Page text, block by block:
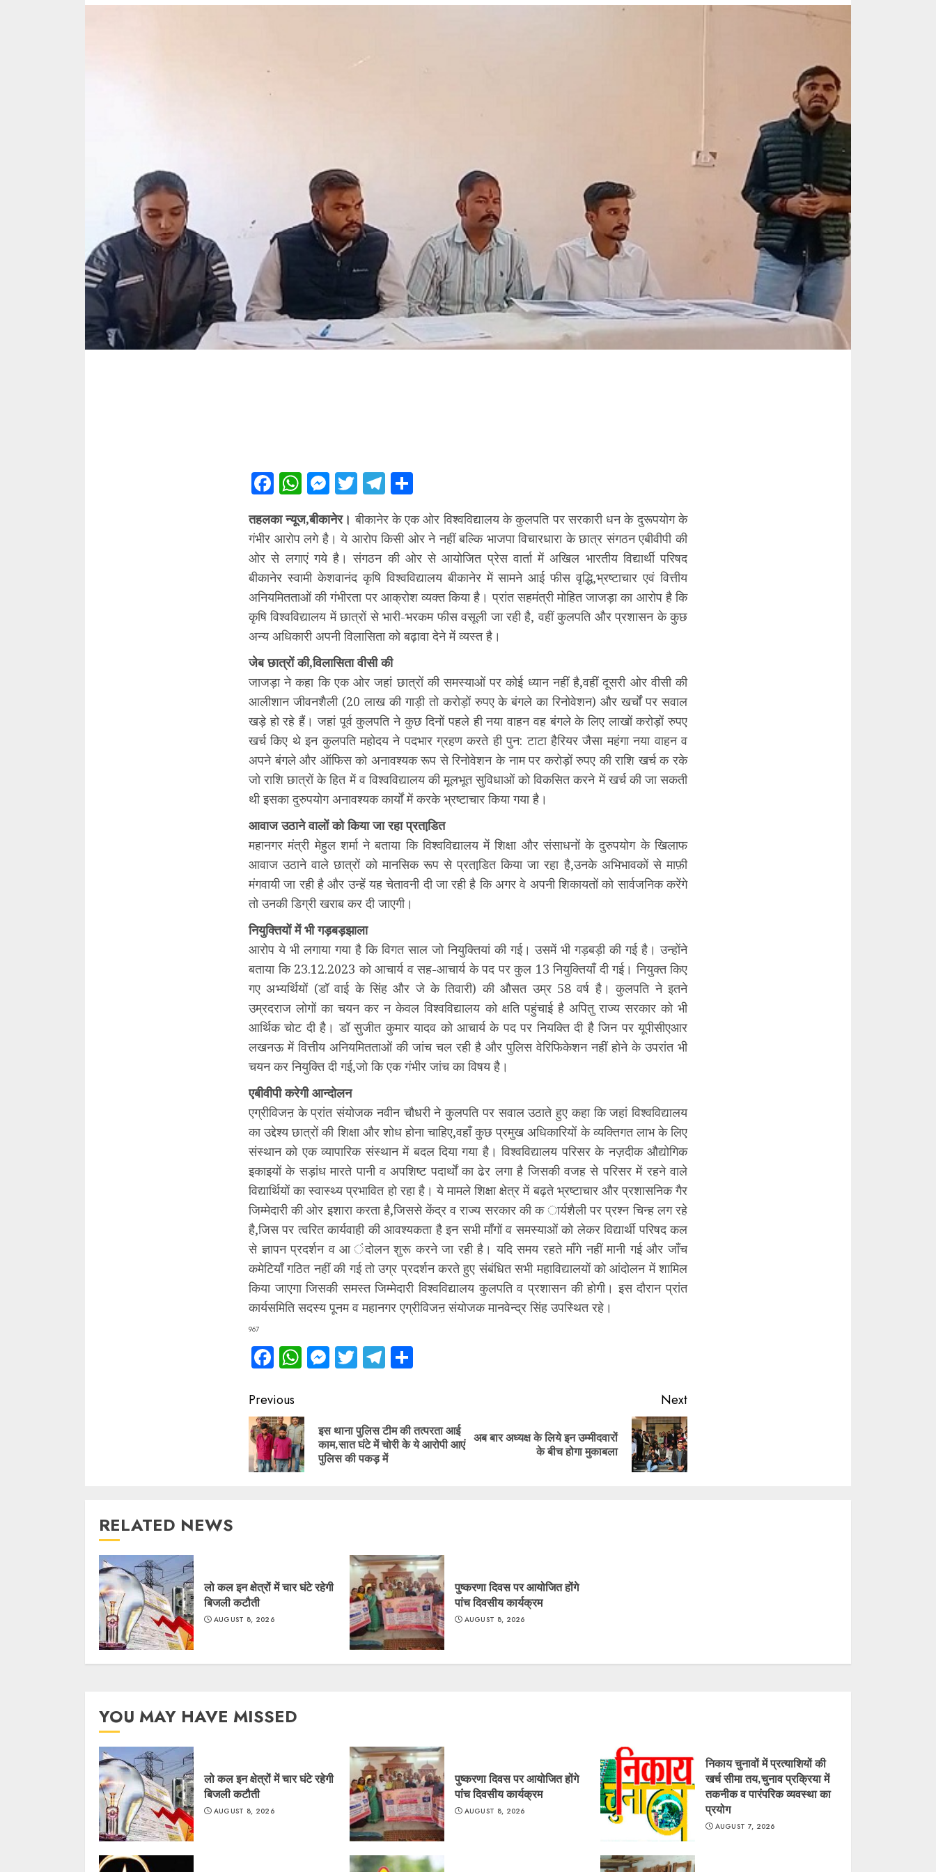
Facebook
WhatsApp
Messenger
TwitterTelegram
तहलका न्यूज,बीकानेर। बीकानेर के एक ओर विश्वविद्यालय के कुलपति पर सरकारी धन के दुरूपयोग के
गंभीर आरोप लगे है। ये आरोप किसी ओर ने नहीं बल्कि भाजपा विचारधारा के छात्र संगठन एबीवीपी की
ओर से लगाएं गये है। संगठन की ओर से आयोजित प्रेस वार्ता में अखिल भारतीय वि‌द्यार्थी परिषद
बीकानेर स्वामी केशवानंद कृषि विश्ववि‌द्यालय बीकानेर में सामने आई फीस वृद्धि,भ्रष्टाचार एवं वित्तीय
अनियमितताओं की गंभीरता पर आक्रोश व्यक्त किया है। प्रांत सहमंत्री मोहित जाजड़ा का आरोप है कि
कृषि विश्ववि‌द्यालय में छात्रों से भारी-भरकम फीस वसूली जा रही है, वहीं कुलपति और प्रशासन के कुछ
अन्य अधिकारी अपनी विलासिता को बढ़ावा देने में व्यस्त है।
जेब छात्रों की,विलासिता वीसी की
जाजड़ा ने कहा कि एक ओर जहां छात्रों की समस्याओं पर कोई ध्यान नहीं है,वहीं दूसरी ओर वीसी की
आलीशान जीवनशैली (20 लाख की गाड़ी तो करोड़ों रुपए के बंगले का रिनोवेशन) और खर्चों पर सवाल
खड़े हो रहे हैं। जहां पूर्व कुलपति ने कुछ दिनों पहले ही नया वाहन वह बंगले के लिए लाखों करोड़ों रुपए
खर्च किए थे इन कुलपति महोदय ने पदभार ग्रहण करते ही पुन: टाटा हैरियर जैसा महंगा नया वाहन व
अपने बंगले और ऑफिस को अनावश्यक रूप से रिनोवेशन के नाम पर करोड़ों रुपए की राशि खर्च क रके
जो राशि छात्रों के हित में व विश्ववि‌द्यालय की मूलभूत सुविधाओं को विकसित करने में खर्च की जा सकती
थी इसका दुरुपयोग अनावश्यक कार्यों में करके भ्रष्टाचार किया गया है।
आवाज उठाने वालों को किया जा रहा प्रताडि़त
महानगर मंत्री मेहुल शर्मा ने बताया कि विश्ववि‌द्यालय में शिक्षा और संसाधनों के दुरुपयोग के खिलाफ
आवाज उठाने वाले छात्रों को मानसिक रूप से प्रताडि़त किया जा रहा है,उनके अभिभावकों से माफ़ी
मंगवायी जा रही है और उन्हें यह चेतावनी दी जा रही है कि अगर वे अपनी शिकायतों को सार्वजनिक करेंगे
तो उनकी डिग्री खराब कर दी जाएगी।
नियुक्तियों में भी गड़बड़झाला
आरोप ये भी लगाया गया है कि विगत साल जो नियुक्तियां की गई। उसमें भी गड़बड़ी की गई है। उन्होंने
बताया कि 23.12.2023 को आचार्य व सह-आचार्य के पद पर कुल 13 नियुक्तियाँ दी गई। नियुक्त किए
गए अभ्यर्थियों (डॉ वाई के सिंह और जे के तिवारी) की औसत उम्र 58 वर्ष है। कुलपति ने इतने
उम्रदराज लोगों का चयन कर न केवल विश्ववि‌द्यालय को क्षति पहुंचाई है अपितु राज्य सरकार को भी
आर्थिक चोट दी है। डॉ सुजीत कुमार यादव को आचार्य के पद पर नियक्ति दी है जिन पर यूपीसीएआर
लखनऊ में वित्तीय अनियमितताओं की जांच चल रही है और पुलिस वेरिफिकेशन नहीं होने के उपरांत भी
चयन कर नियुक्ति दी गई,जो कि एक गंभीर जांच का विषय है।
एबीवीपी करेगी आन्दोलन
एग्रीविजऩ के प्रांत संयोजक नवीन चौधरी ने कुलपति पर सवाल उठाते हुए कहा कि जहां विश्ववि‌द्यालय
का उ‌द्देश्य छात्रों की शिक्षा और शोध होना चाहिए,वहाँ कुछ प्रमुख अधिकारियों के व्यक्तिगत लाभ के लिए
संस्थान को एक व्यापारिक संस्थान में बदल दिया गया है। विश्वविद्यालय परिसर के नज़दीक औ‌द्योगिक
इकाइयों के सड़ांध मारते पानी व अपशिष्ट पदार्थों का ढेर लगा है जिसकी वजह से परिसर में रहने वाले
वि‌द्यार्थियों का स्वास्थ्य प्रभावित हो रहा है। ये मामले शिक्षा क्षेत्र में बढ़ते भ्रष्टाचार और प्रशासनिक गैर
जिम्मेदारी की ओर इशारा करता है,जिससे केंद्र व राज्य सरकार की क ार्यशैली पर प्रश्न चिन्ह लग रहे
है,जिस पर त्वरित कार्यवाही की आवश्यकता है इन सभी माँगों व समस्याओं को लेकर विद्यार्थी परिषद कल
से ज्ञापन प्रदर्शन व आ ंदोलन शुरू करने जा रही है। यदि समय रहते माँगे नहीं मानी गई और जाँच
कमेटियाँ गठित नहीं की गई तो उग्र प्रदर्शन करते हुए संबंधित सभी महावि‌द्यालयों को आंदोलन में शामिल
किया जाएगा जिसकी समस्त जिम्मेदारी विश्ववि‌द्यालय कुलपति व प्रशासन की होगी। इस दौरान प्रांत
कार्यसमिति सदस्य पूनम व महानगर एग्रीविजऩ संयोजक मानवेन्द्र सिंह उपस्थित रहे।
967
Facebook
WhatsApp
Messenger
TwitterTelegram
Continue
Reading
Previous
Previous
इस थाना पुलिस टीम की तत्परता आई
काम,सात घंटे में चोरी के ये आरोपी आएं
पुलिस की पकड़ में
Next
Next
अब बार अध्यक्ष के लिये इन उम्मीदवारों
के बीच होगा मुकाबला
RELATED NEWS
लो कल इन क्षेत्रों में चार घंटे रहेगी
बिजली कटौती
AUGUST 8, 2026
पुष्करणा दिवस पर आयोजित होंगे
पांच दिवसीय कार्यक्रम
AUGUST 8, 2026
YOU MAY HAVE MISSED
लो कल इन क्षेत्रों में चार घंटे रहेगी
बिजली कटौती
AUGUST 8, 2026
पुष्करणा दिवस पर आयोजित होंगे
पांच दिवसीय कार्यक्रम
AUGUST 8, 2026
निकाय चुनावों में प्रत्याशियों की
खर्च सीमा तय,चुनाव प्रक्रिया में
तकनीक व पारंपरिक व्यवस्था का
प्रयोग
AUGUST 7, 2026